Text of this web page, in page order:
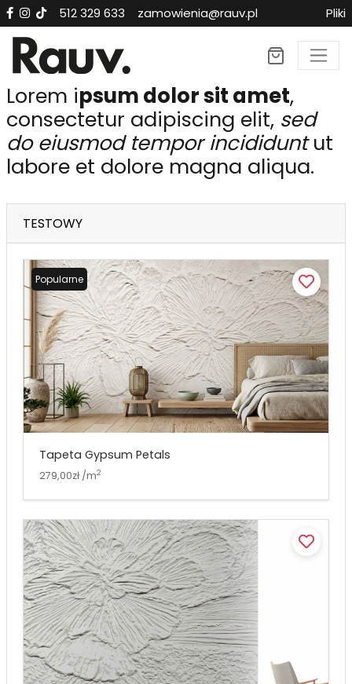
512 329 633 zamowienia@rauv.pl Pliki
Lorem ipsum dolor sit amet,
consectetur adipiscing elit, sed
do eiusmod tempor incididuntut
labore et dolore magna aliqua.
TESTOWY
Popularne
Tapeta Gypsum Petals
279,00zł /m2